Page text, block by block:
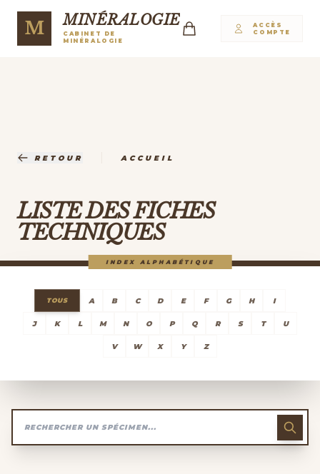
M MINÉRALOGIE
CABINET DE
MINÉRALOGIE
ACCÈS
COMPTE
RETOUR ACCUEIL
LISTE DES FICHES
TECHNIQUES
INDEX ALPHABÉTIQUE
TOUS A B C D E F G H I
J K L M N O P Q R S T U
V W X Y Z